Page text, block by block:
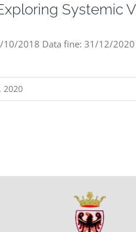
Systemic
2018 Data fine: 31/12/2020
2020